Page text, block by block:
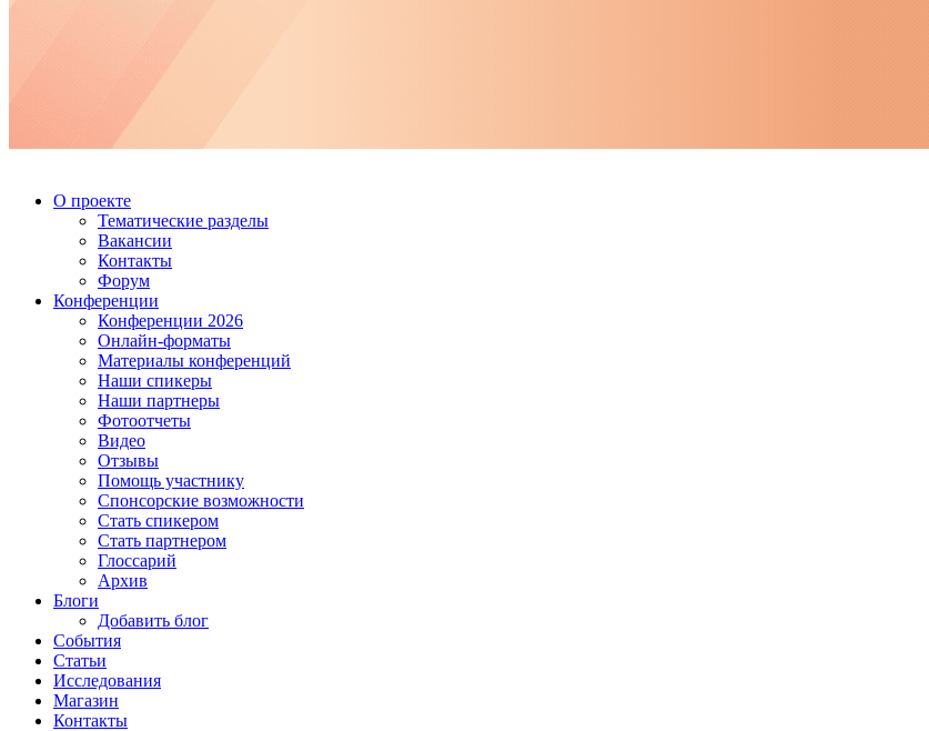
О проекте
Тематические разделы
Вакансии
Контакты
Форум
Конференции
Конференции 2026
Онлайн-форматы
Материалы конференций
Наши спикеры
Наши партнеры
Фотоотчеты
Видео
Отзывы
Помощь участнику
Спонсорские возможности
Стать спикером
Стать партнером
Глоссарий
Архив
Блоги
Добавить блог
События
Статьи
Исследования
Магазин
Контакты